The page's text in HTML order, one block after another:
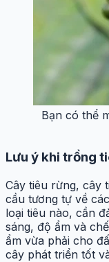
Bạn có thể
Lưu ý khi trồng
Cây tiêu rừng, cây
cầu tương tự về
loại tiêu nào, cần
sáng, độ ẩm và
ẩm vừa phải cho
cây phát triển tốt